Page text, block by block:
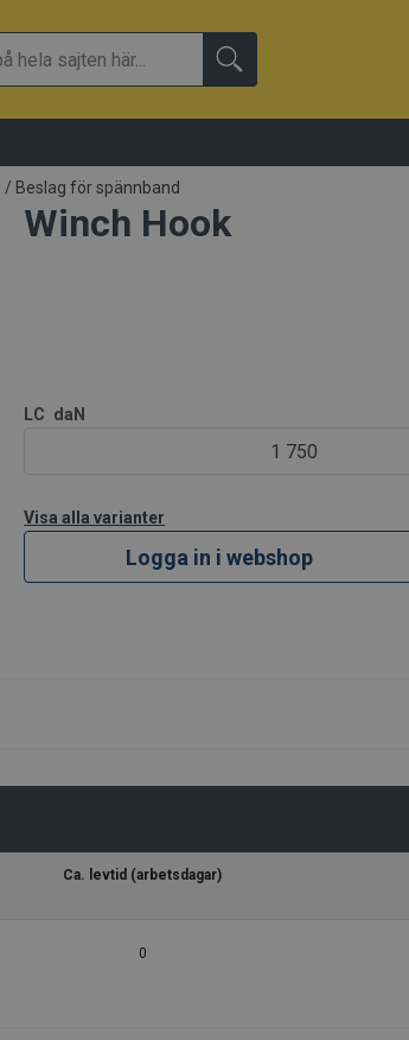
/ Beslag för spännband
Winch Hook
LC daN
1 750
Visa alla varianter
Logga in i webshop
Ca. levtid (arbetsdagar)
0